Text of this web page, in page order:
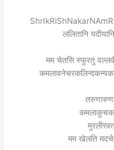
ललितानि
मम चेतसि स्फुरतु
मम खेलति